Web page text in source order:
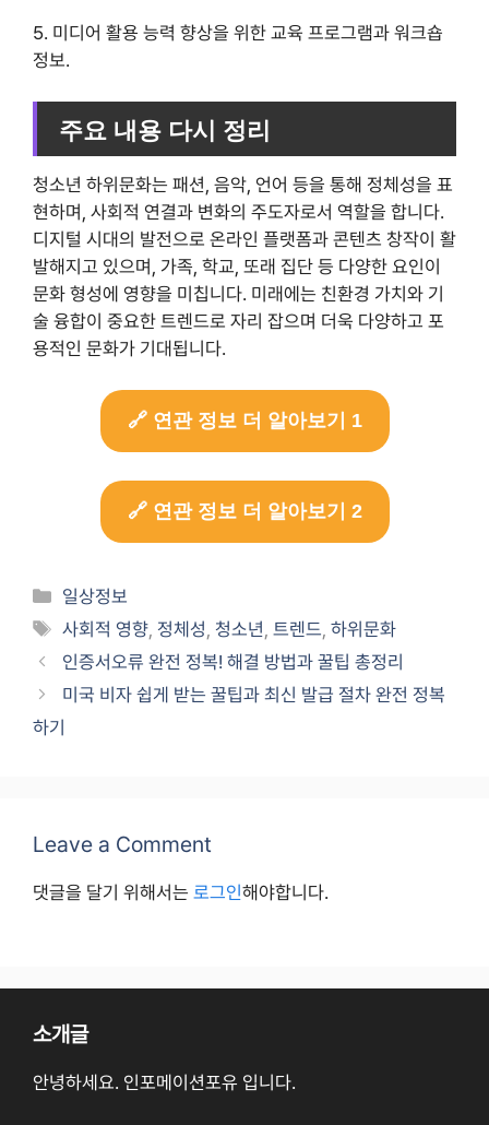
5. 미디어 활용 능력 향상을 위한 교육 프로그램과 워크숍
정보.
주요 내용 다시 정리
청소년 하위문화는 패션, 음악, 언어 등을 통해 정체성을 표
현하며, 사회적 연결과 변화의 주도자로서 역할을 합니다.
디지털 시대의 발전으로 온라인 플랫폼과 콘텐츠 창작이 활
발해지고 있으며, 가족, 학교, 또래 집단 등 다양한 요인이
문화 형성에 영향을 미칩니다. 미래에는 친환경 가치와 기
술 융합이 중요한 트렌드로 자리 잡으며 더욱 다양하고 포
용적인 문화가 기대됩니다.
🔗 연관 정보 더 알아보기 1
🔗 연관 정보 더 알아보기 2
Categories
일상정보
Tags
사회적 영향 ,정체성 ,청소년 ,트렌드 ,하위문화
인증서오류 완전 정복! 해결 방법과 꿀팁 총정리
미국 비자 쉽게 받는 꿀팁과 최신 발급 절차 완전 정복
하기
Leave a Comment
댓글을 달기 위해서는 로그인해야합니다.
소개글
안녕하세요. 인포메이션포유 입니다.